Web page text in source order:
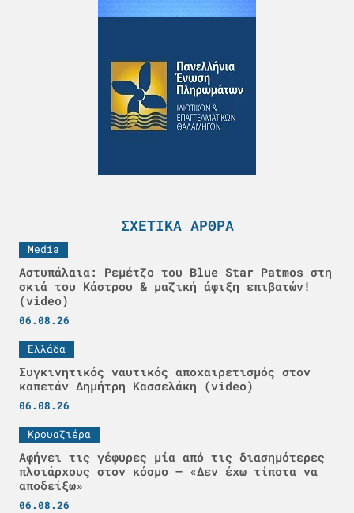
ΣΧΕΤΙΚΆ ΆΡΘΡΑ
Media
Αστυπάλαια: Ρεμέτζο του Blue Star Patmos στη
σκιά του Κάστρου & μαζική άφιξη επιβατών!
(video)
06.08.26
Ελλάδα
Συγκινητικός ναυτικός αποχαιρετισμός στον
καπετάν Δημήτρη Κασσελάκη (video)
06.08.26
Κρουαζιέρα
Αφήνει τις γέφυρες μία από τις διασημότερες
πλοιάρχους στον κόσμο – «Δεν έχω τίποτα να
αποδείξω»
06.08.26